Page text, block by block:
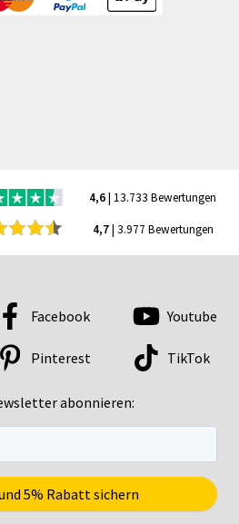
4,6| 13.733 Bewertungen
4,7| 3.977 Bewertungen
abonnieren:
Facebook Youtube
Pinterest TikTok